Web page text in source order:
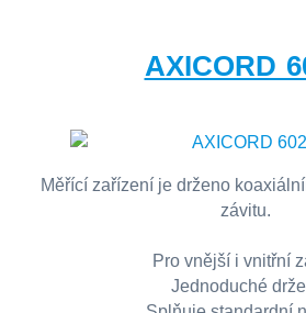
AXICORD
Měřící zařízení je drženo
závitu.
Pro vnější i vnitřní
Jednoduché